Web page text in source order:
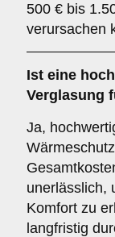
500 € bis
verursachen
Ist eine
Verglasung
Ja,
unerlässlich,
Komfort zu
langfristig